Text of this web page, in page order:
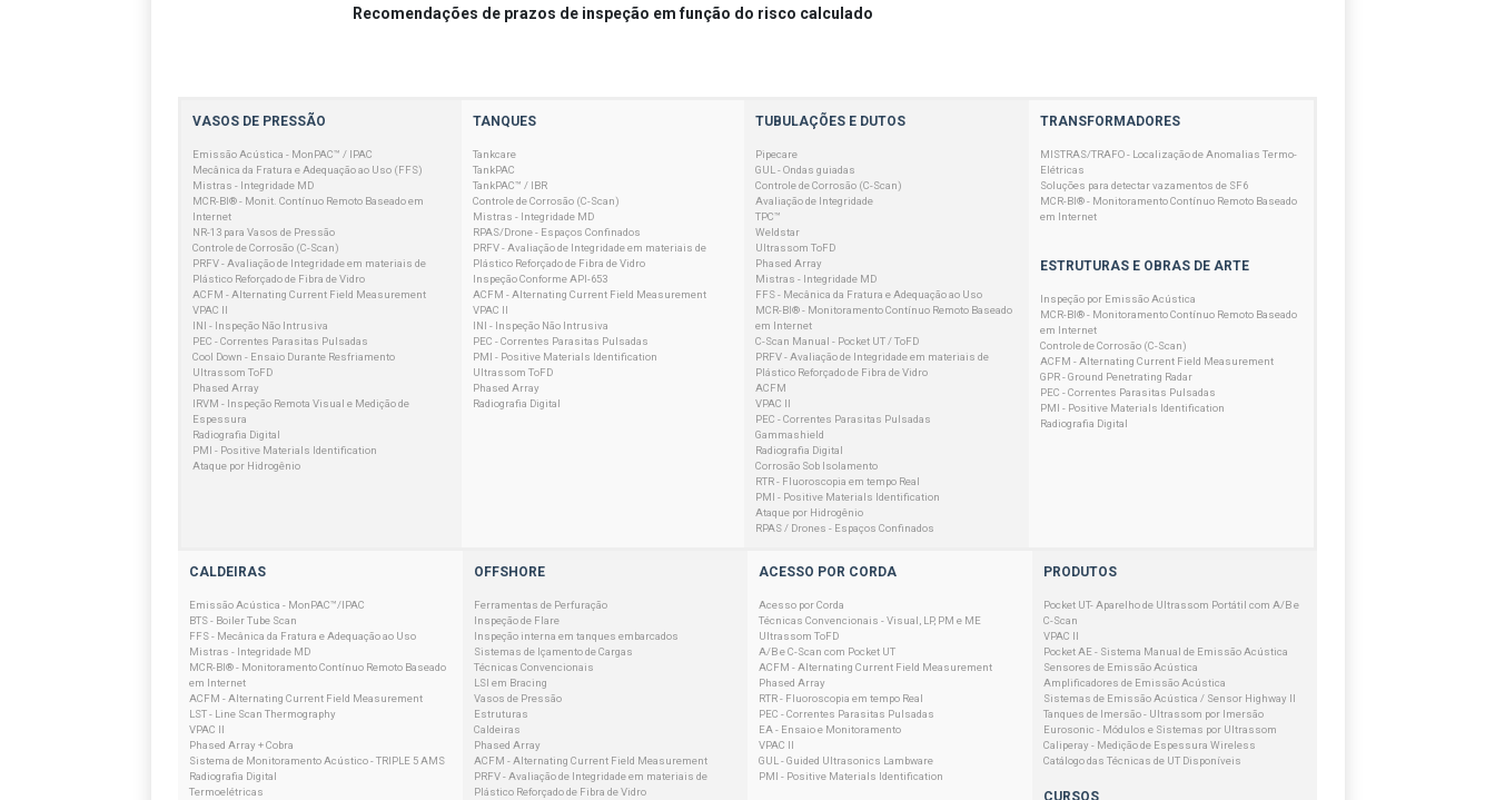
Recomendações de prazos de inspeção em função do risco calculado
VASOS DE PRESSÃO
Emissão Acústica - MonPAC™ / IPAC
Mecânica da Fratura e Adequação ao Uso (FFS)
Mistras - Integridade MD
MCR-BI® - Monit. Contínuo Remoto Baseado em
Internet
NR-13 para Vasos de Pressão
Controle de Corrosão (C-Scan)
PRFV - Avaliação de Integridade em materiais de
Plástico Reforçado de Fibra de Vidro
ACFM - Alternating Current Field Measurement
VPAC II
INI - Inspeção Não Intrusiva
PEC - Correntes Parasitas Pulsadas
Cool Down - Ensaio Durante Resfriamento
Ultrassom ToFD
Phased Array
IRVM - Inspeção Remota Visual e Medição de
Espessura
Radiografia Digital
PMI - Positive Materials Identification
Ataque por Hidrogênio
TANQUES
Tankcare
TankPAC
TankPAC™ / IBR
Controle de Corrosão (C-Scan)
Mistras - Integridade MD
RPAS/Drone - Espaços Confinados
PRFV - Avaliação de Integridade em materiais de
Plástico Reforçado de Fibra de Vidro
Inspeção Conforme API-653
ACFM - Alternating Current Field Measurement
VPAC II
INI - Inspeção Não Intrusiva
PEC - Correntes Parasitas Pulsadas
PMI - Positive Materials Identification
Ultrassom ToFD
Phased Array
Radiografia Digital
TUBULAÇÕES E DUTOS
Pipecare
GUL - Ondas guiadas
Controle de Corrosão (C-Scan)
Avaliação de Integridade
TPC™
Weldstar
Ultrassom ToFD
Phased Array
Mistras - Integridade MD
FFS - Mecânica da Fratura e Adequação ao Uso
MCR-BI® - Monitoramento Contínuo Remoto Baseado
em Internet
C-Scan Manual - Pocket UT / ToFD
PRFV - Avaliação de Integridade em materiais de
Plástico Reforçado de Fibra de Vidro
ACFM
VPAC II
PEC - Correntes Parasitas Pulsadas
Gammashield
Radiografia Digital
Corrosão Sob Isolamento
RTR - Fluoroscopia em tempo Real
PMI - Positive Materials Identification
Ataque por Hidrogênio
RPAS / Drones - Espaços Confinados
TRANSFORMADORES
MISTRAS/TRAFO - Localização de Anomalias Termo-
Elétricas
Soluções para detectar vazamentos de SF6
MCR-BI® - Monitoramento Contínuo Remoto Baseado
em Internet
ESTRUTURAS E OBRAS DE ARTE
Inspeção por Emissão Acústica
MCR-BI® - Monitoramento Contínuo Remoto Baseado
em Internet
Controle de Corrosão (C-Scan)
ACFM - Alternating Current Field Measurement
GPR - Ground Penetrating Radar
PEC - Correntes Parasitas Pulsadas
PMI - Positive Materials Identification
Radiografia Digital
CALDEIRAS
Emissão Acústica - MonPAC™/IPAC
BTS - Boiler Tube Scan
FFS - Mecânica da Fratura e Adequação ao Uso
Mistras - Integridade MD
MCR-BI® - Monitoramento Contínuo Remoto Baseado
em Internet
ACFM - Alternating Current Field Measurement
LST - Line Scan Thermography
VPAC II
Phased Array + Cobra
Sistema de Monitoramento Acústico - TRIPLE 5 AMS
Radiografia Digital
Termoelétricas
OFFSHORE
Ferramentas de Perfuração
Inspeção de Flare
Inspeção interna em tanques embarcados
Sistemas de Içamento de Cargas
Técnicas Convencionais
LSI em Bracing
Vasos de Pressão
Estruturas
Caldeiras
Phased Array
ACFM - Alternating Current Field Measurement
PRFV - Avaliação de Integridade em materiais de
Plástico Reforçado de Fibra de Vidro
ACESSO POR CORDA
Acesso por Corda
Técnicas Convencionais - Visual, LP, PM e ME
Ultrassom ToFD
A/B e C-Scan com Pocket UT
ACFM - Alternating Current Field Measurement
Phased Array
RTR - Fluoroscopia em tempo Real
PEC - Correntes Parasitas Pulsadas
EA - Ensaio e Monitoramento
VPAC II
GUL - Guided Ultrasonics Lambware
PMI - Positive Materials Identification
PRODUTOS
Pocket UT- Aparelho de Ultrassom Portátil com A/B e
C-Scan
VPAC II
Pocket AE - Sistema Manual de Emissão Acústica
Sensores de Emissão Acústica
Amplificadores de Emissão Acústica
Sistemas de Emissão Acústica / Sensor Highway II
Tanques de Imersão - Ultrassom por Imersão
Eurosonic - Módulos e Sistemas por Ultrassom
Caliperay - Medição de Espessura Wireless
Catálogo das Técnicas de UT Disponíveis
CURSOS